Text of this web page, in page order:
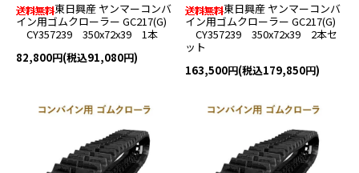
東日興産 ヤンマーコンバ
イン用ゴムクローラー GC217(G)
CY357239 350x72x39 1本
82,800円(税込91,080円)
東日興産 ヤンマーコンバ
イン用ゴムクローラー GC217(G)
CY357239 350x72x39 2本セ
ット
163,500円(税込179,850円)